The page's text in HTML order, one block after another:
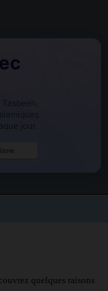
jour.
quelques raisons